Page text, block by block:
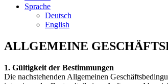
Sprache
Deutsch
English
ALLGEMEINE
1. Gültigkeit der Bestimmungen
Die nachstehenden Allgemeinen